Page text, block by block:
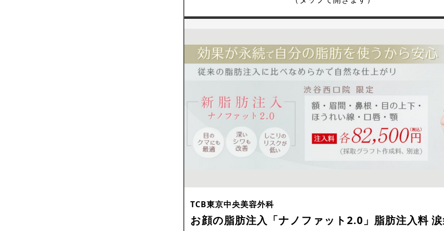
TCB東京中央美容外科
お顔の脂肪注入「ナノファット2.0」脂肪注入料